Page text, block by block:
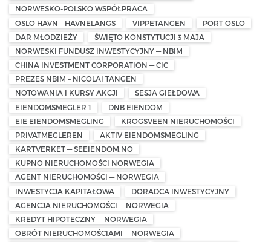
NORWESKO-POLSKO WSPÓŁPRACA
OSLO HAVN – HAVNELANGS
VIPPETANGEN
PORT OSLO
DAR MŁODZIEŻY
ŚWIĘTO KONSTYTUCJI 3 MAJA
NORWESKI FUNDUSZ INWESTYCYJNY — NBIM
CHINA INVESTMENT CORPORATION — CIC
PREZES NBIM – NICOLAI TANGEN
NOTOWANIA I KURSY AKCJI
SESJA GIEŁDOWA
EIENDOMSMEGLER 1
DNB EIENDOM
EIE EIENDOMSMEGLING
KROGSVEEN NIERUCHOMOŚCI
PRIVATMEGLEREN
AKTIV EIENDOMSMEGLING
KARTVERKET — SEEIENDOM.NO
KUPNO NIERUCHOMOŚCI NORWEGIA
AGENT NIERUCHOMOŚCI — NORWEGIA
INWESTYCJA KAPITAŁOWA
DORADCA INWESTYCYJNY
AGENCJA NIERUCHOMOŚCI — NORWEGIA
KREDYT HIPOTECZNY — NORWEGIA
OBRÓT NIERUCHOMOŚCIAMI — NORWEGIA